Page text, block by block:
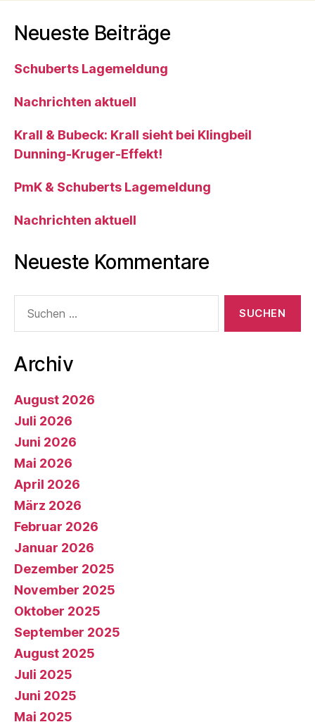
Beiträge
Neueste Beiträge
Schuberts Lagemeldung
Nachrichten aktuell
Krall & Bubeck: Krall sieht bei Klingbeil
Dunning-Kruger-Effekt!
PmK & Schuberts Lagemeldung
Nachrichten aktuell
Neueste Kommentare
nach:
Archiv
August 2026
Juli 2026
Juni 2026
Mai 2026
April 2026
März 2026
Februar 2026
Januar 2026
Dezember 2025
November 2025
Oktober 2025
September 2025
August 2025
Juli 2025
Juni 2025
Mai 2025